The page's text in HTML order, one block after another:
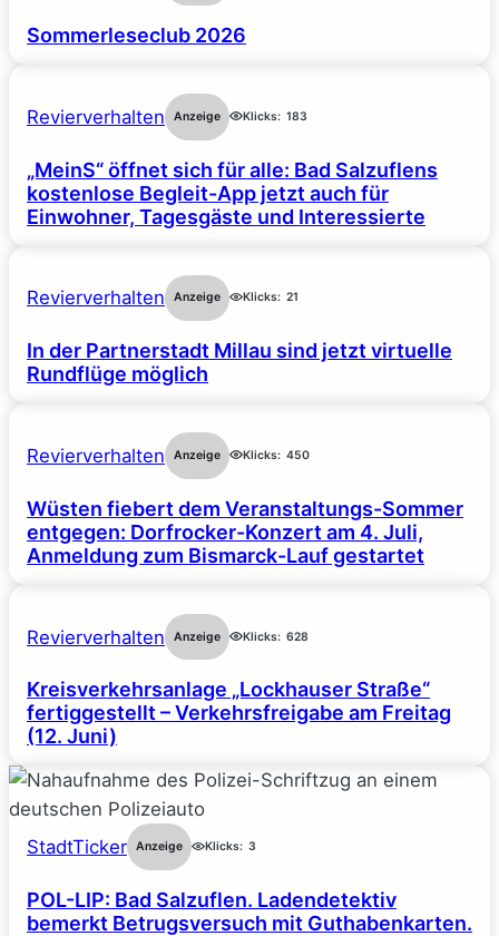
Sommerleseclub 2026
Revierverhalten Anzeige Klicks: 183
„MeinS“ öffnet sich für alle: Bad Salzuflens
kostenlose Begleit-App jetzt auch für
Einwohner, Tagesgäste und Interessierte
Revierverhalten Anzeige Klicks: 21
In der Partnerstadt Millau sind jetzt virtuelle
Rundflüge möglich
Revierverhalten Anzeige Klicks: 450
Wüsten fiebert dem Veranstaltungs-Sommer
entgegen: Dorfrocker-Konzert am 4. Juli,
Anmeldung zum Bismarck-Lauf gestartet
Revierverhalten Anzeige Klicks: 628
Kreisverkehrsanlage „Lockhauser Straße“
fertiggestellt – Verkehrsfreigabe am Freitag
(12. Juni)
StadtTicker Anzeige Klicks: 3
POL-LIP: Bad Salzuflen. Ladendetektiv
bemerkt Betrugsversuch mit Guthabenkarten.